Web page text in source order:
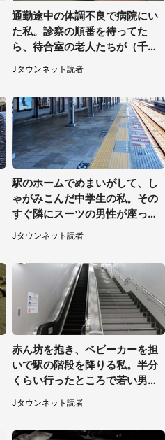
通勤途中の体調不良で病院にい
た私。診察の順番を待ってた
ら、待合室の老人たちが（千葉
県・50代男性）
Jタウンネット読者
駅のホームでめまいがして、し
ゃがみこんだ中学生の私。その
すぐ隣にスーツの男性が座って
きて（千葉県・20代女性）
Jタウンネット読者
赤ん坊を抱き、ベビーカーを担
いで駅の階段を降りる私。半分
くらい行ったところで若い男性
が...（埼玉県・50代女性）
Jタウンネット読者